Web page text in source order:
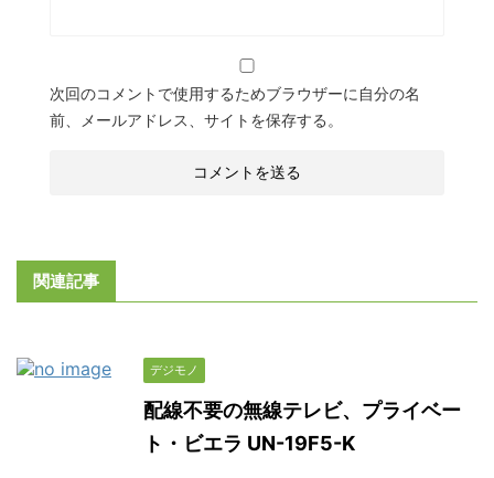
次回のコメントで使用するためブラウザーに自分の名
前、メールアドレス、サイトを保存する。
関連記事
デジモノ
配線不要の無線テレビ、プライベー
ト・ビエラ UN-19F5-K